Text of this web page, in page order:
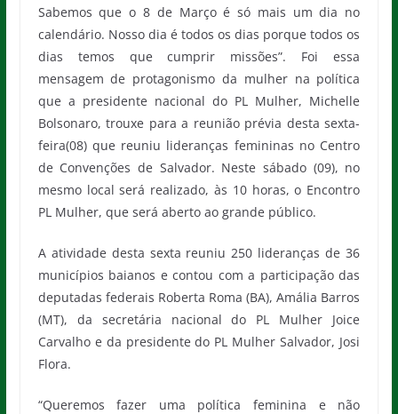
Sabemos que o 8 de Março é só mais um dia no
calendário. Nosso dia é todos os dias porque todos os
dias temos que cumprir missões”. Foi essa
mensagem de protagonismo da mulher na política
que a presidente nacional do PL Mulher, Michelle
Bolsonaro, trouxe para a reunião prévia desta sexta-
feira(08) que reuniu lideranças femininas no Centro
de Convenções de Salvador. Neste sábado (09), no
mesmo local será realizado, às 10 horas, o Encontro
PL Mulher, que será aberto ao grande público.
A atividade desta sexta reuniu 250 lideranças de 36
municípios baianos e contou com a participação das
deputadas federais Roberta Roma (BA), Amália Barros
(MT), da secretária nacional do PL Mulher Joice
Carvalho e da presidente do PL Mulher Salvador, Josi
Flora.
“Queremos fazer uma política feminina e não